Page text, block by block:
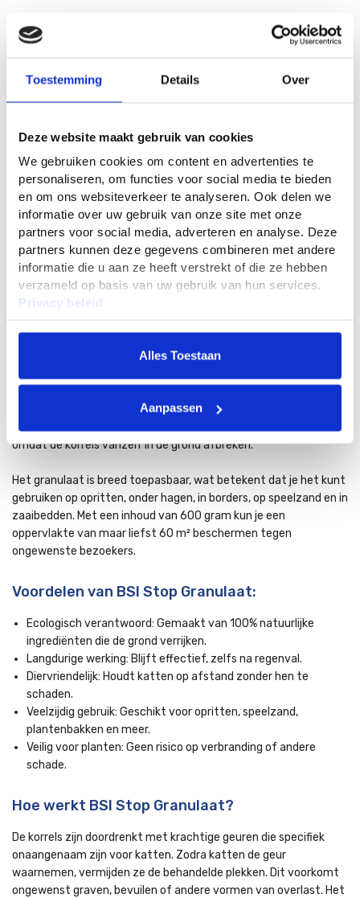
Toestemming Details Over
Deze website maakt gebruik van cookies
We gebruiken cookies om content en advertenties te
personaliseren, om functies voor social media te bieden
en om ons websiteverkeer te analyseren. Ook delen we
informatie over uw gebruik van onze site met onze
partners voor social media, adverteren en analyse. Deze
partners kunnen deze gegevens combineren met andere
informatie die u aan ze heeft verstrekt of die ze hebben
verzameld op basis van uw gebruik van hun services.
Privacy beleid
Alles Toestaan
Aanpassen
Details
bevuilen? Met BSI Stop Katten Afweer Granulaat bescherm je
jouw buitenruimte op een diervriendelijke en duurzame manier.
Dit granulaat is gemaakt van 100% natuurlijke ingrediënten,
afgeleid van plantenmateriaal. De krachtige, specifieke geur
werkt afwerend voor katten zonder schade toe te brengen aan
mens, dier of natuur. Na verloop van tijd vergaan de korrels
vanzelf in de aarde, wat dit product niet alleen effectief, maar
ook milieuvriendelijk maakt.
Waarom kiezen voor BSI Stop Granulaat?
Dit product biedt een langdurige, natuurlijke bescherming tegen
katten, dankzij de afwerende geur die katten onaangenaam
vinden, maar die mensen en honden niet hindert. Je kunt het
andere gevoelige gebieden zonder risico op verbranding of
schade aan planten. Bovendien is het ecologisch verantwoord
omdat de korrels vanzelf in de grond afbreken.
Het granulaat is breed toepasbaar, wat betekent dat je het kunt
gebruiken op opritten, onder hagen, in borders, op speelzand en in
zaaibedden. Met een inhoud van 600 gram kun je een
oppervlakte van maar liefst 60 m² beschermen tegen
ongewenste bezoekers.
Voordelen van BSI Stop Granulaat:
Ecologisch verantwoord: Gemaakt van 100% natuurlijke
ingrediënten die de grond verrijken.
Langdurige werking: Blijft effectief, zelfs na regenval.
Diervriendelijk: Houdt katten op afstand zonder hen te
schaden.
Veelzijdig gebruik: Geschikt voor opritten, speelzand,
plantenbakken en meer.
Veilig voor planten: Geen risico op verbranding of andere
schade.
Hoe werkt BSI Stop Granulaat?
De korrels zijn doordrenkt met krachtige geuren die specifiek
onaangenaam zijn voor katten. Zodra katten de geur
waarnemen, vermijden ze de behandelde plekken. Dit voorkomt
ongewenst graven, bevuilen of andere vormen van overlast. Het